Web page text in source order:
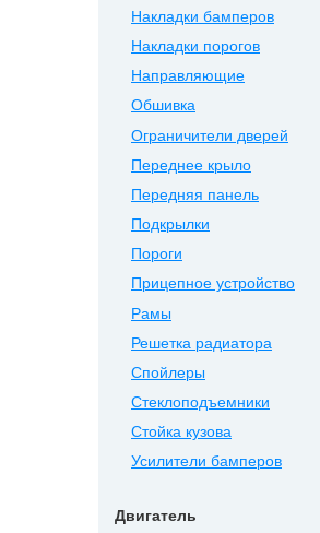
Накладки бамперов
Накладки порогов
Направляющие
Обшивка
Ограничители дверей
Переднее крыло
Передняя панель
Подкрылки
Пороги
Прицепное устройство
Рамы
Решетка радиатора
Спойлеры
Стеклоподъемники
Стойка кузова
Усилители бамперов
Двигатель